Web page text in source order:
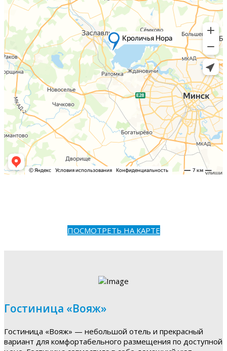
ПОСМОТРЕТЬ НА КАРТЕ
Гостиница «Вояж»
Гостиница «Вояж» — небольшой отель и прекрасный
вариант для комфортабельного размещения по доступной